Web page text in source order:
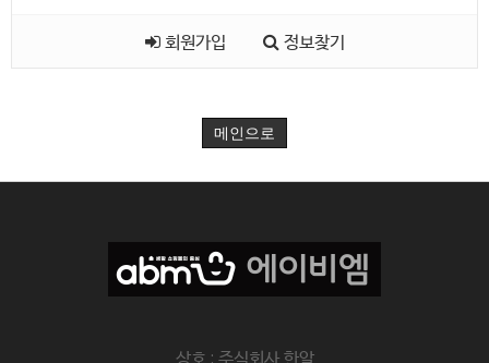
회원가입 정보찾기
메인으로
상호 : 주식회사 한알